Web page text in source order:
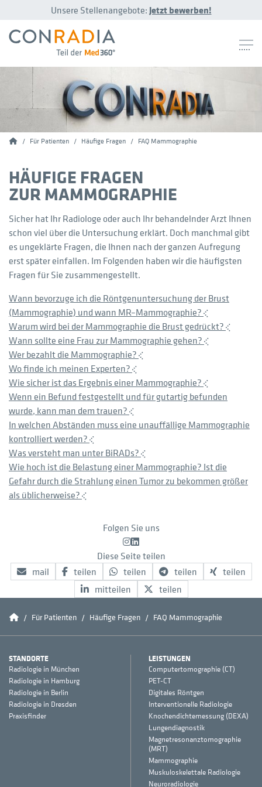
Unsere Stellenangebote: Jetzt bewerben!
Conradia
Für Patienten Häufige Fragen FAQ Mammographie
HÄUFIGE FRAGEN
ZUR MAMMOGRAPHIE
Sicher hat Ihr Radiologe oder auch Ihr behandelnder Arzt Ihnen
schon viel über die Untersuchung erklärt. Doch manchmal gibt
es ungeklärte Fragen, die Ihnen nach der ganzen Aufregung
erst später einfallen. Im Folgenden haben wir die häufigsten
Fragen für Sie zusammengestellt.
Wann bevorzuge ich die Röntgenuntersuchung der Brust
(Mammographie) und wann MR–Mammographie?
Warum wird bei der Mammographie die Brust gedrückt?
Wann sollte eine Frau zur Mammographie gehen?
Wer bezahlt die Mammographie?
Wo finde ich meinen Experten?
Wie sicher ist das Ergebnis einer Mammographie?
Wenn ein Befund festgestellt und für gutartig befunden
wurde, kann man dem trauen?
In welchen Abständen muss eine unauffällige Mammographie
kontrolliert werden?
Was versteht man unter BiRADs?
Wie hoch ist die Belastung einer Mammographie? Ist die
Gefahr durch die Strahlung einen Tumor zu bekommen größer
als üblicherweise?
Folgen Sie uns
Instagram
LinkedIn
Diese Seite teilen
mail
teilen teilen teilen
teilen
mitteilen
teilen
ConradiaFür Patienten Häufige Fragen FAQ Mammographie
STANDORTE
Radiologie in München
Radiologie in Hamburg
Radiologie in Berlin
Radiologie in Dresden
Praxisfinder
LEISTUNGEN
Computertomographie (CT)
PET-CT
Digitales Röntgen
Interventionelle Radiologie
Knochendichtemessung (DEXA)
Lungendiagnostik
Magnetresonanztomographie
(MRT)
Mammographie
Muskuloskelettale Radiologie
Neuroradiologie